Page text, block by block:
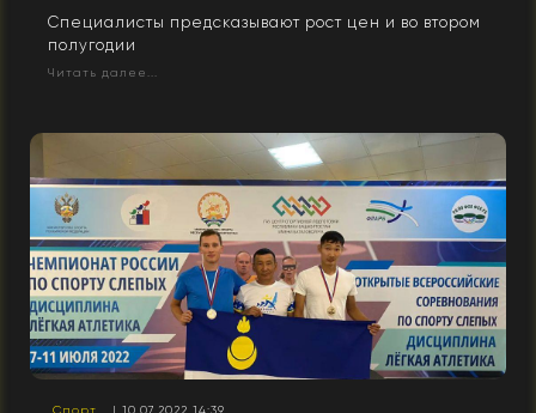
Специалисты предсказывают рост цен и во втором
полугодии
Читать далее...